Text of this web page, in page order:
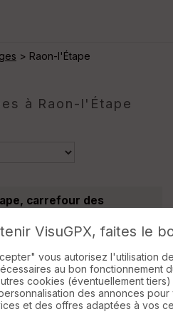
> Raon-l'Étape
à Raon-l'Étape
carrefour des
carrefour des
de Faucompierre, col de
Pestiférés »
VisuGPX, faites le
vous autorisez l'utilisation
au bon fonctionnement
cookies (éventuellement
des annonces pour
et des offres adaptées à vos